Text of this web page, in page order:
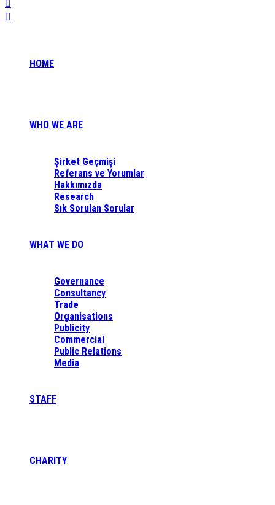
HOME
WHO WE ARE
Şirket Geçmişi
Referans ve Yorumlar
Hakkımızda
Research
Sık Sorulan Sorular
WHAT WE DO
Governance
Consultancy
Trade
Organisations
Publicity
Commercial
Public Relations
Media
STAFF
CHARITY